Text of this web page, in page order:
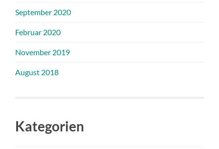
September 2020
Februar 2020
November 2019
August 2018
Kategorien